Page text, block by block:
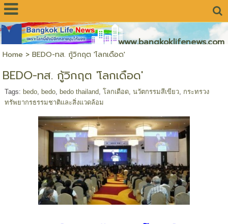
www.bangkoklifenews.com
Home > BEDO-ทส. กู้วิกฤต 'โลกเดือด'
BEDO-ทส. กู้วิกฤต 'โลกเดือด'
Tags: bedo, bedo, bedo thailand โลกเดือด, นวัตกรรมสีเขียว, กระทรวง
ทรัพยากรธรรมชาติและสิ่งแวดล้อม